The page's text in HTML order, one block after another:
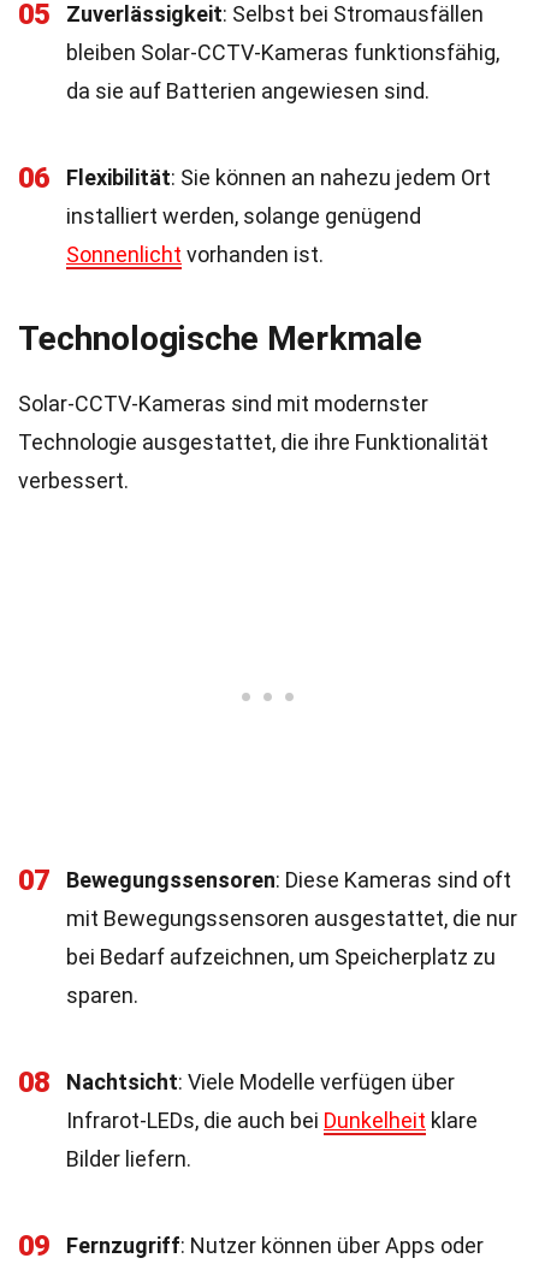
05 Zuverlässigkeit: Selbst bei Stromausfällen
bleiben Solar-CCTV-Kameras funktionsfähig,
da sie auf Batterien angewiesen sind.
06 Flexibilität: Sie können an nahezu jedem Ort
installiert werden, solange genügend
Sonnenlicht vorhanden ist.
Technologische Merkmale
Solar-CCTV-Kameras sind mit modernster
Technologie ausgestattet, die ihre Funktionalität
verbessert.
07 Bewegungssensoren: Diese Kameras sind oft
mit Bewegungssensoren ausgestattet, die nur
bei Bedarf aufzeichnen, um Speicherplatz zu
sparen.
08 Nachtsicht: Viele Modelle verfügen über
Infrarot-LEDs, die auch bei Dunkelheit klare
Bilder liefern.
09 Fernzugriff: Nutzer können über Apps oder